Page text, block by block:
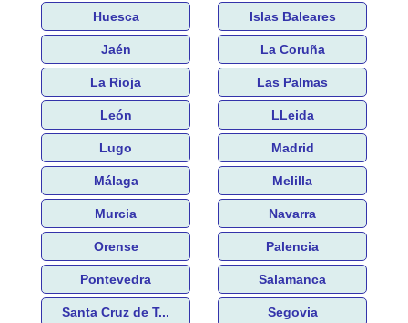
Huesca Islas Baleares
Jaén La Coruña
La Rioja Las Palmas
León LLeida
Lugo Madrid
Málaga Melilla
Murcia Navarra
Orense Palencia
Pontevedra Salamanca
Santa Cruz de T... Segovia